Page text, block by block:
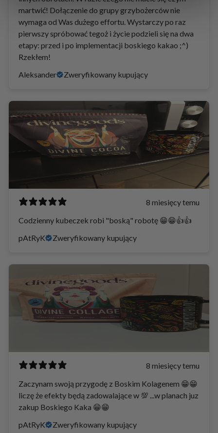
martwić! Dołączenie do grupy grzybożerców nie
wymaga od Was dużego effortu. Wystarczy po raz
pierwszy spróbować tegoż i życie podzieli się na dwa
etapy: przed i po implementacji boskiego kakao ;^)
Rzekłem!
Aleksander
Zweryfikowany kupujący
8 miesięcy temu
Codzienny kubeczek robi "boską" robotę 😁😁👍👍
pAtRyK
Zweryfikowany kupujący
8 miesięcy temu
Zaczynam swoją przygodę z Boskim Kolagenem 😁😁
liczę że efekty będą zadowalające w 💯 ...w planach juz
zakup Boskiego Kaka 😁😁
pAtRyK
Zweryfikowany kupujący